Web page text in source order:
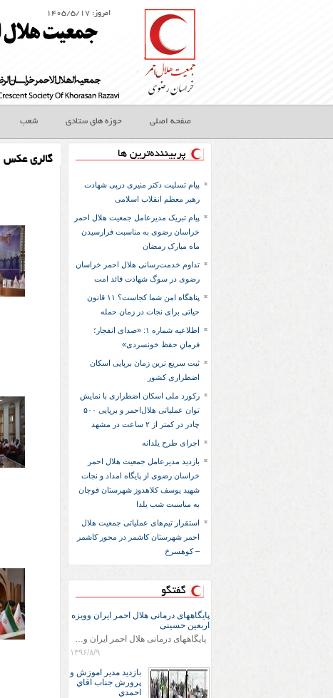
امروز: ۱۴۰۵/۵/۱۷
صفحه اصلی حوزه های ستادی شعب
پربیننده‌ترین ها
پیام تسلیت دکتر منیری درپی شهادت
رهبر معظم انقلاب اسلامی
پیام تبریک مدیرعامل جمعیت هلال احمر
خراسان رضوی به مناسبت فرارسیدن
ماه مبارک رمضان
تداوم خدمت‌رسانی هلال احمر خراسان
رضوی در سوگ شهادت قائد امت
پناهگاه امن شما کجاست؟ ۱۱ قانون
حیاتی برای نجات در زمان حمله
اطلاعیه شماره ۱: «صدای انفجار؛
فرمانِ حفظ خونسردی»
ثبت سریع‌ ترین زمان برپایی اسکان
اضطراری کشور
رکورد ملی اسکان اضطراری با نمایش
توان عملیاتی هلال‌احمر و برپایی ۵۰۰
چادر در کمتر از ۲ ساعت در مشهد
اجرای طرح یلدانه
بازدید مدیرعامل جمعیت هلال احمر
خراسان رضوی از پایگاه امداد و نجات
شهید یوسف کلاهدوز شهرستان قوچان
به مناسبت شب یلدا
استقرار تیم‌های عملیاتی جمعیت هلال
احمر شهرستان کاشمر در محور کاشمر
– کوهسرخ
گفتگو
پایگاههای درمانی هلال احمر ایران وویزه
اربعین حسینی
پایگاههای درمانی هلال احمر ایران وویزه اربعین حسینی
۱۳۹۶/۸/۹
بازديد مدير اموزش و
پرورش جناب اقاي
احمدي
گالری عکس